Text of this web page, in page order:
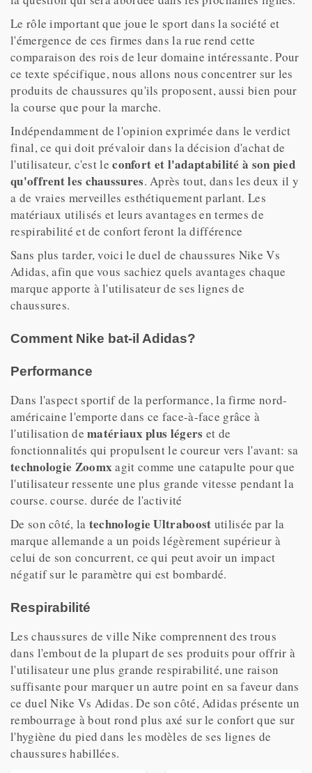
Le rôle important que joue le sport dans la société et
l'émergence de ces firmes dans la rue rend cette
comparaison des rois de leur domaine intéressante. Pour
ce texte spécifique, nous allons nous concentrer sur les
produits de chaussures qu'ils proposent, aussi bien pour
la course que pour la marche.
Indépendamment de l'opinion exprimée dans le verdict
final, ce qui doit prévaloir dans la décision d'achat de
l'utilisateur, c'est leconfort et l'adaptabilité à son pied
qu'offrent les chaussures. Après tout, dans les deux il y
a de vraies merveilles esthétiquement parlant. Les
matériaux utilisés et leurs avantages en termes de
respirabilité et de confort feront la différence
Sans plus tarder, voici le duel de chaussures Nike Vs
Adidas, afin que vous sachiez quels avantages chaque
marque apporte à l'utilisateur de ses lignes de
chaussures.
Comment Nike bat-il Adidas?
Performance
Dans l'aspect sportif de la performance, la firme nord-
américaine l'emporte dans ce face-à-face grâce à
l'utilisation dematériaux plus légers et de
fonctionnalités qui propulsent le coureur vers l'avant: sa
technologie Zoomx agit comme une catapulte pour que
l'utilisateur ressente une plus grande vitesse pendant la
course. course. durée de l'activité
De son côté, la technologie Ultraboost utilisée par la
marque allemande a un poids légèrement supérieur à
celui de son concurrent, ce qui peut avoir un impact
négatif sur le paramètre qui est bombardé.
Respirabilité
Les chaussures de ville Nike comprennent des trous
dans l'embout de la plupart de ses produits pour offrir à
l'utilisateur une plus grande respirabilité, une raison
suffisante pour marquer un autre point en sa faveur dans
ce duel Nike Vs Adidas. De son côté, Adidas présente un
rembourrage à bout rond plus axé sur le confort que sur
l'hygiène du pied dans les modèles de ses lignes de
chaussures habillées.